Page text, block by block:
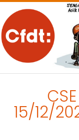
15/12/